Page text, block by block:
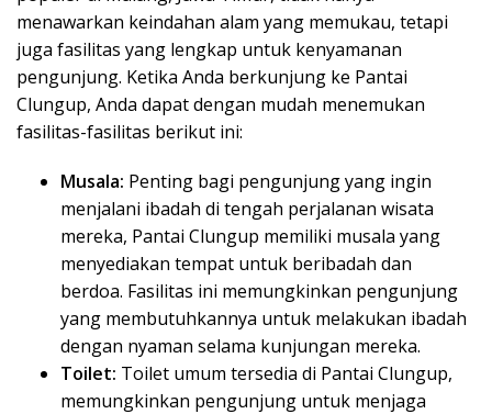
menawarkan keindahan alam yang memukau, tetapi
juga fasilitas yang lengkap untuk kenyamanan
pengunjung. Ketika Anda berkunjung ke Pantai
Clungup, Anda dapat dengan mudah menemukan
fasilitas-fasilitas berikut ini:
Musala: Penting bagi pengunjung yang ingin
menjalani ibadah di tengah perjalanan wisata
mereka, Pantai Clungup memiliki musala yang
menyediakan tempat untuk beribadah dan
berdoa. Fasilitas ini memungkinkan pengunjung
yang membutuhkannya untuk melakukan ibadah
dengan nyaman selama kunjungan mereka.
Toilet: Toilet umum tersedia di Pantai Clungup,
memungkinkan pengunjung untuk menjaga